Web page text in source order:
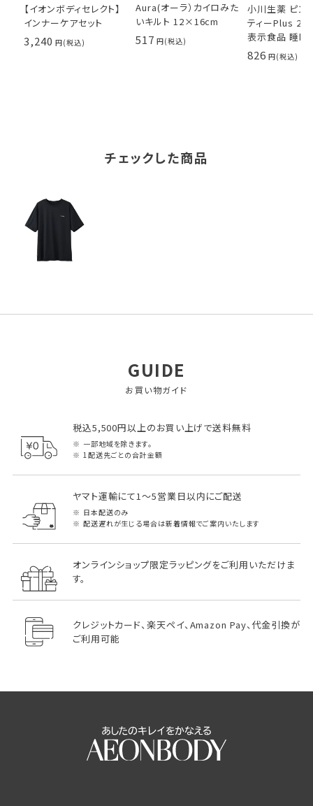
【イオンボディセレクト】
インナーケアセット
3,240
Aura(オーラ）カイロみた
いキルト 12×16cm
517
小川生薬 ピン
ティーPlus 22
表示食品 睡眠
826
チェックした商品
GUIDE
お買い物ガイド
税込5,500円以上のお買い上げで送料無料
一部地域を除きます。
1配送先ごとの合計金額
ヤマト運輸にて1～5営業日以内にご配送
日本配送のみ
配送遅れが生じる場合は新着情報でご案内いたします
オンラインショップ限定ラッピングをご利用いただけま
す。
クレジットカード、楽天ペイ、Amazon Pay、代金引換が
ご利用可能